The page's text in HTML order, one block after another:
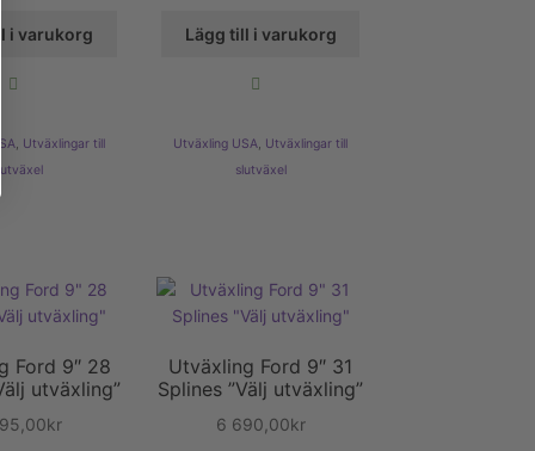
i varukorg
, Utväxlingar till
slutväxel
Lägg till i varukorg
Utväxling USA, Utväxlingar till
slutväxel
Ford 9″ 28
utväxling”
kr
Utväxling Ford 9″ 31
Splines ”Välj utväxling”
6 690,00kr